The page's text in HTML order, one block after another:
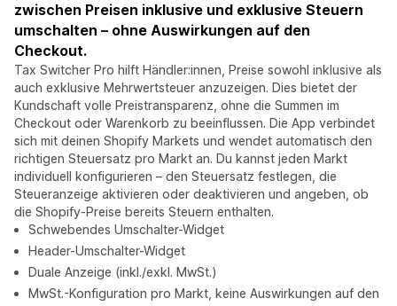
zwischen Preisen inklusive und exklusive Steuern
umschalten – ohne Auswirkungen auf den
Checkout.
Tax Switcher Pro hilft Händler:innen, Preise sowohl inklusive als
auch exklusive Mehrwertsteuer anzuzeigen. Dies bietet der
Kundschaft volle Preistransparenz, ohne die Summen im
Checkout oder Warenkorb zu beeinflussen. Die App verbindet
sich mit deinen Shopify Markets und wendet automatisch den
richtigen Steuersatz pro Markt an. Du kannst jeden Markt
individuell konfigurieren – den Steuersatz festlegen, die
Steueranzeige aktivieren oder deaktivieren und angeben, ob
die Shopify-Preise bereits Steuern enthalten.
Schwebendes Umschalter-Widget
Header-Umschalter-Widget
Duale Anzeige (inkl./exkl. MwSt.)
MwSt.-Konfiguration pro Markt, keine Auswirkungen auf den